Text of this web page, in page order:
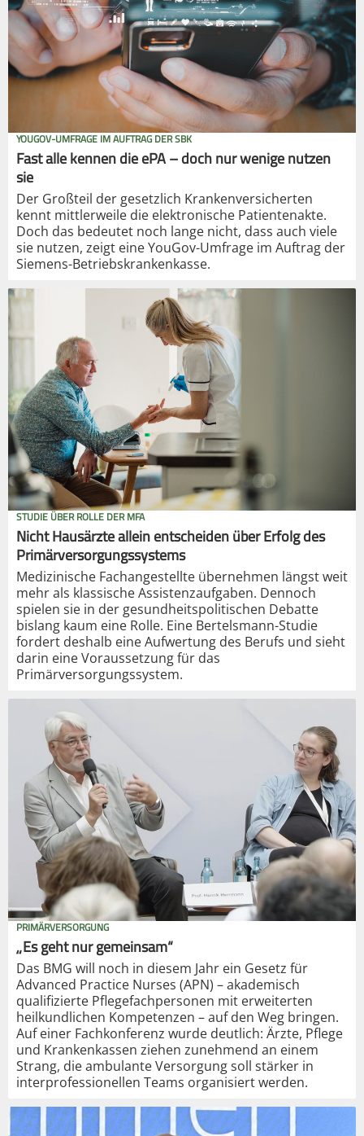
YOUGOV-UMFRAGE IM AUFTRAG DER SBK
Fast alle kennen die ePA – doch nur wenige nutzen
sie
Der Großteil der gesetzlich Krankenversicherten
kennt mittlerweile die elektronische Patientenakte.
Doch das bedeutet noch lange nicht, dass auch viele
sie nutzen, zeigt eine YouGov-Umfrage im Auftrag der
Siemens-Betriebskrankenkasse.
STUDIE ÜBER ROLLE DER MFA
Nicht Hausärzte allein entscheiden über Erfolg des
Primärversorgungssystems
Medizinische Fachangestellte übernehmen längst weit
mehr als klassische Assistenzaufgaben. Dennoch
spielen sie in der gesundheitspolitischen Debatte
bislang kaum eine Rolle. Eine Bertelsmann-Studie
fordert deshalb eine Aufwertung des Berufs und sieht
darin eine Voraussetzung für das
Primärversorgungssystem.
PRIMÄRVERSORGUNG
„Es geht nur gemeinsam“
Das BMG will noch in diesem Jahr ein Gesetz für
Advanced Practice Nurses (APN) – akademisch
qualifizierte Pflegefachpersonen mit erweiterten
heilkundlichen Kompetenzen – auf den Weg bringen.
Auf einer Fachkonferenz wurde deutlich: Ärzte, Pflege
und Krankenkassen ziehen zunehmend an einem
Strang, die ambulante Versorgung soll stärker in
interprofessionellen Teams organisiert werden.